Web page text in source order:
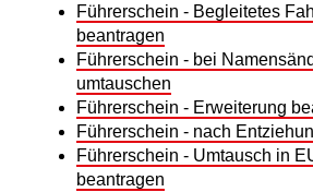
Führerschein - Begleitetes
beantragen
Führerschein - bei
umtauschen
Führerschein - Erweiterung
Führerschein - nach
Führerschein - Umtausch in
beantragen